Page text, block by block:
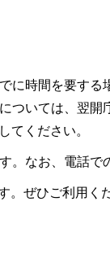
に時間を要す
ついては、翌
てください。
なお、電話
。ぜひご利用く